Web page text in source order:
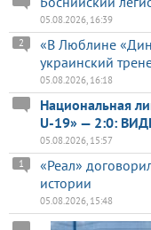
05.08.2026, 16:39
«В Люблине
украинский
2
05.08.2026, 16:18
Национальная
U-19» — 2:0:
05.08.2026, 15:57
«Реал»
истории
1
05.08.2026, 15:48